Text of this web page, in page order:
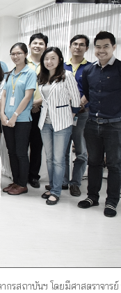
ถาบันฯ โดยมีศาสตราจารย์